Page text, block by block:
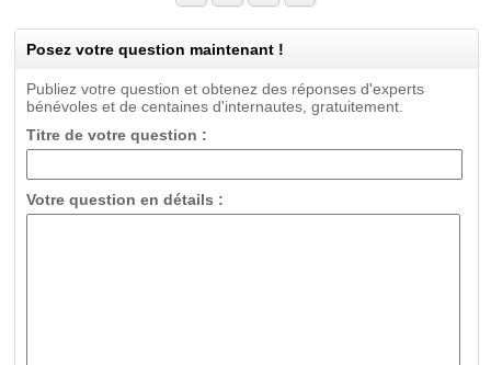
Posez votre question maintenant !
Publiez votre question et obtenez des réponses d'experts
bénévoles et de centaines d'internautes, gratuitement.
Titre de votre question :
Votre question en détails :